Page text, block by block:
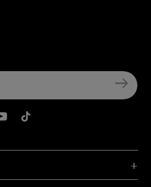
Kong
Hong Kong
Belkin Youtube
Belkin TikTok